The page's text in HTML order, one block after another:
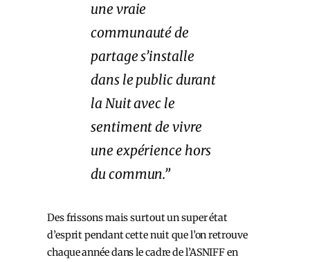
une vraie
communauté de
partage s’installe
dans le public durant
la Nuit avec le
sentiment de vivre
une expérience hors
du commun.”
Des frissons mais surtout un super état
d’esprit pendant cette nuit que l’on retrouve
chaque année dans le cadre de l’ASNIFF en